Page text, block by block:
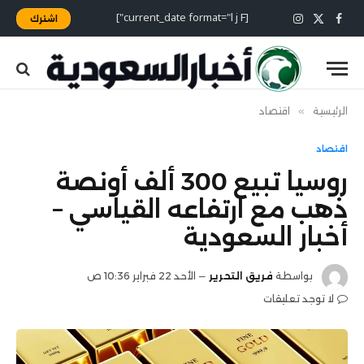
فيسبوك
X
(Twitter)
الانستغرام [current_date format="l j F"] اشترك
الرئيسية » اقتصاد
اقتصاد
روسيا تبيع 300 ألف أونصة
ذهب مع ارتفاعه القياسي –
أخبار السعودية
بواسطة فريق التحرير
الأحد 22 فبراير 10:36 ص
لا توجد تعليقات